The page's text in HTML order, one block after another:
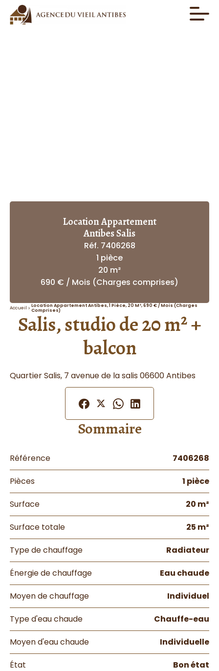
Location Appartement
Antibes Salis
Réf. 7406268
1 pièce
20 m²
690 € / Mois (Charges comprises)
Accueil
Location Appartement Antibes, 1 Pièce, 20 M², 690 € / Mois (Charges
Comprises)
Salis, studio de 20 m² +
balcon
Quartier Salis, 7 avenue de la salis 06600 Antibes
Sommaire
Référence 7406268
Pièces 1 pièce
Surface 20 m²
Surface totale 25 m²
Type de chauffage Radiateur
Énergie de chauffage Eau chaude
Moyen de chauffage Individuel
Type d'eau chaude Chauffe-eau
Moyen d'eau chaude Individuelle
État Bon état